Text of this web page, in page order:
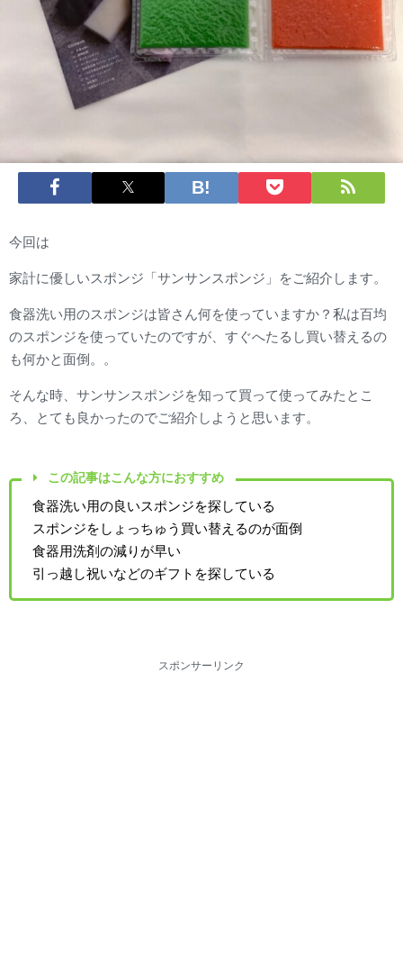
今回は
家計に優しいスポンジ「サンサンスポンジ」をご紹介します。
食器洗い用のスポンジは皆さん何を使っていますか？私は百均
のスポンジを使っていたのですが、すぐへたるし買い替えるの
も何かと面倒。。
そんな時、サンサンスポンジを知って買って使ってみたとこ
ろ、とても良かったのでご紹介しようと思います。
この記事はこんな方におすすめ
食器洗い用の良いスポンジを探している
スポンジをしょっちゅう買い替えるのが面倒
食器用洗剤の減りが早い
引っ越し祝いなどのギフトを探している
スポンサーリンク